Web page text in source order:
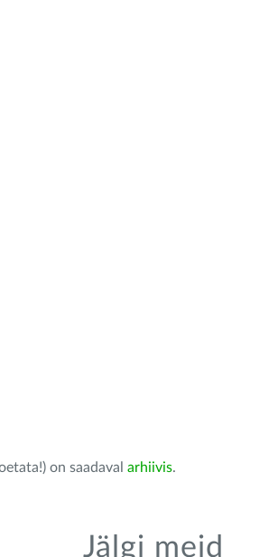
on saadaval arhiivis.
Jälgi meid